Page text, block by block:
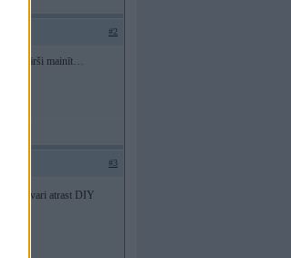
#2
vienkārši mainīt…
#3
YT vari atrast DIY